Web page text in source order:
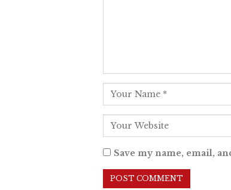
Save my name, email,